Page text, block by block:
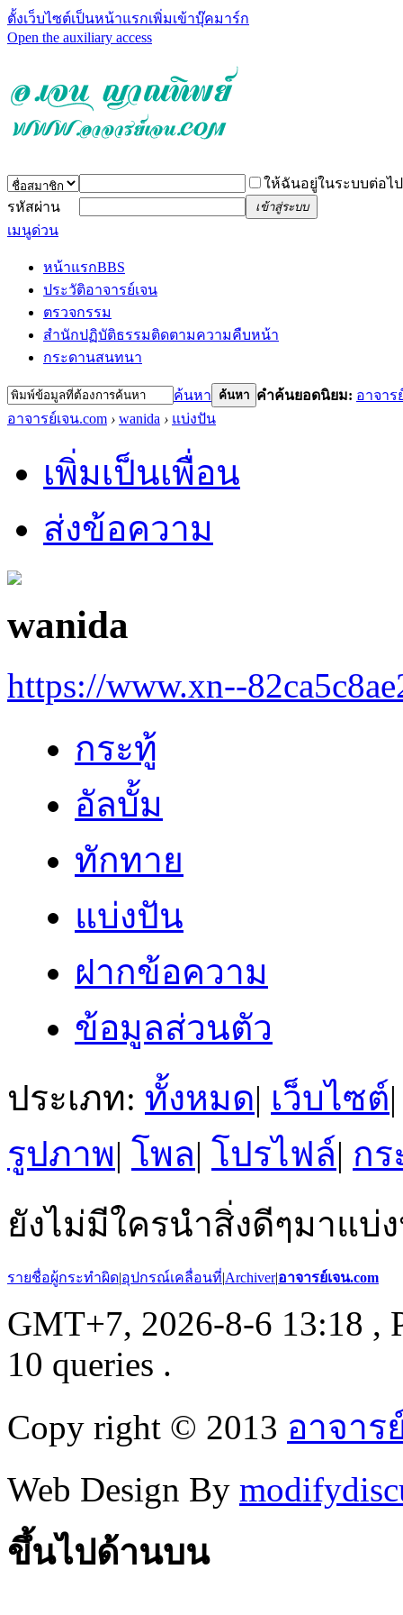
ตั้งเว็บไซต์เป็นหน้าแรกเพิ่มเข้าบุ๊คมาร์ก
Open the auxiliary access
ให้ฉันอยู่ในระบบต่อไป
รหัสผ่าน
เข้าสู่ระบบ
เมนูด่วน
หน้าแรกBBS
ประวัติอาจารย์เจน
ตรวจกรรม
สำนักปฏิบัติธรรมติดตามความคืบหน้า
กระดานสนทนา
ค้นหา ค้นหา คำค้นยอดนิยม: อาจาร
อาจารย์เจน.com › wanida › แบ่งปัน
เพิ่มเป็นเพื่อน
ส่งข้อความ
wanida
https://www.xn--
กระทู้
อัลบั้ม
ทักทาย
แบ่งปัน
ฝากข้อความ
ข้อมูลส่วนตัว
ประเภท: ทั้งหมด| เว็บไซต์|
รูปภาพ| โพล| โปรไฟล์| กร
ยังไม่มีใครนำสิ่งดีๆมาแบ่
รายชื่อผู้กระทำผิด|อุปกรณ์เคลื่อนที่|Archiver|อาจารย์เจน.com
GMT+7, 2026-8-6 13:18 ,
10 queries .
Copy right © 2013 อาจาร
Web Design By
ขึ้นไปด้านบน